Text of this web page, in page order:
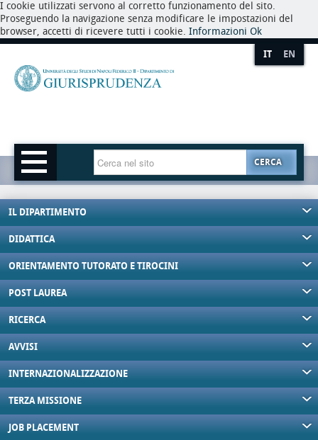
I cookie utilizzati servono al corretto funzionamento del sito.
Proseguendo la navigazione senza modificare le impostazioni del
browser, accetti di ricevere tutti i cookie. Informazioni Ok
IT EN
CERCA
IL DIPARTIMENTO
DIDATTICA
ORIENTAMENTO TUTORATO E TIROCINI
POST LAUREA
RICERCA
AVVISI
INTERNAZIONALIZZAZIONE
TERZA MISSIONE
JOB PLACEMENT